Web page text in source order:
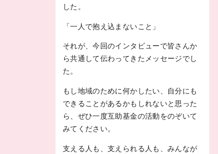
した。
「一人で抱え込まないこと」
それが、今回のインタビューで皆さんか
ら共通して伝わってきたメッセージでし
た。
もし地域のために何かしたい、自分にも
できることがあるかもしれないと思った
ら、ぜひ一度互助基金の活動をのぞいて
みてください。
支える人も、支えられる人も、みんなが